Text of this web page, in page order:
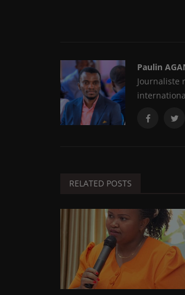
Paulin
Journaliste
RELATED POSTS